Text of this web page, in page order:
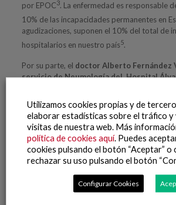
por EPOC3. La enfermedad es responsable
10% de las incapacidades permanentes en
agudizaciones, suponen el 10% del total de
hospitalarios en nuestro país5.
Por su parte, el doctor Alberto Fernández
servicio de Neumología del Hospital
porque incluye elementos que combinan tanto la
profesionales, la información a los trabajadores
innovación, como la introducción del uso de
simplificados para la detección de alteraciones
obstructivas validadas previamente por el
El objetivo final es promover la salud
especialmente en la enfermedad respiratoria
Utilizamos cookies propias y de
elaborar estadísticas sobre el tráfico y
visitas de nuestra web. Más
política de cookies aquí. Puedes
cookies pulsando el botón “Aceptar” o
rechazar su uso pulsando el botón
Configurar Cookies